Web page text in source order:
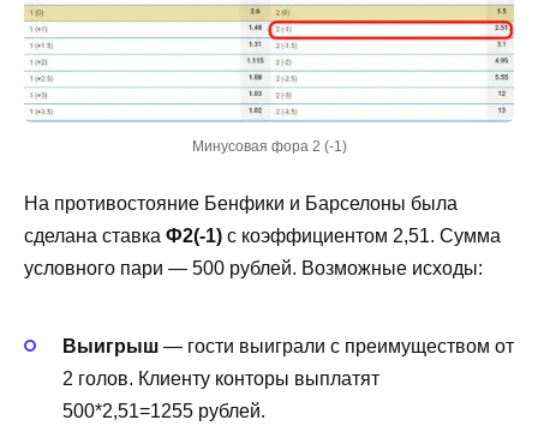
Минусовая фора 2 (-1)
На противостояние Бенфики и Барселоны была
сделана ставка Ф2(-1) с коэффициентом 2,51. Сумма
условного пари — 500 рублей. Возможные исходы:
Выигрыш — гости выиграли с преимуществом от
2 голов. Клиенту конторы выплатят
500*2,51=1255 рублей.